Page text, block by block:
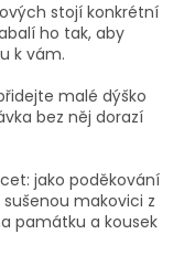
stojí konkrétní
ho tak, aby
k vám.
malé dýško
bez něj dorazí
jako poděkování
makovici z
památku a kousek